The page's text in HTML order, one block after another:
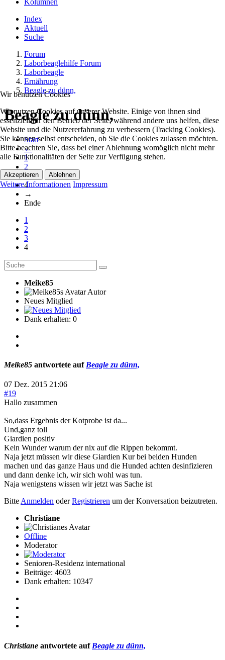
Kolumnen
Index
Aktuell
Suche
Forum
Laborbeaglehilfe Forum
Laborbeagle
Ernährung
Beagle zu dünn,
Beagle zu dünn,
Start
←
1
2
3
4
→
Ende
1
2
3
4
Meike85
Autor
Neues Mitglied
Dank erhalten: 0
Meike85 antwortete auf Beagle zu dünn,
07 Dez. 2015 21:06
#19
Hallo zusammen
So,dass Ergebnis der Kotprobe ist da...
Und,ganz toll
Giardien positiv
Kein Wunder warum der nix auf die Rippen bekommt.
Naja jetzt müssen wir diese Giardien Kur bei beiden Hunden
machen und das ganze Haus und die Hunded achten desinfizieren
und dann denke ich, wir sich wohl was tun.
Naja wenigstens wissen wir jetzt was Sache ist
BitteAnmelden oderRegistrieren um der Konversation beizutreten.
Christiane
Offline
Moderator
Senioren-Residenz international
Beiträge: 4603
Dank erhalten: 10347
Christiane antwortete auf Beagle zu dünn,
Wir benutzen Cookies
Wir nutzen Cookies auf unserer Website. Einige von ihnen sind
essenziell für den Betrieb der Seite, während andere uns helfen, diese
Website und die Nutzererfahrung zu verbessern (Tracking Cookies).
Sie können selbst entscheiden, ob Sie die Cookies zulassen möchten.
Bitte beachten Sie, dass bei einer Ablehnung womöglich nicht mehr
alle Funktionalitäten der Seite zur Verfügung stehen.
Akzeptieren Ablehnen
Weitere Informationen Impressum